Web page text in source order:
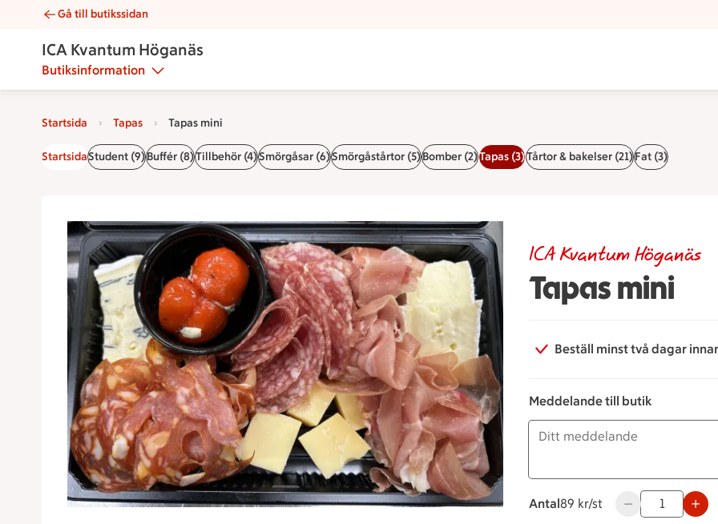
Tapas mini | Catering ICA Kvantum Höganäs
Gå till butikssidan
ICA Kvantum Höganäs
Butiksinformation
Startsida Tapas Tapas mini
StartsidaStudent (9)Buffér (8)Tillbehör (4)Smörgåsar (6)Smörgåstårtor (5)Bomber (2)Tapas (3)Tårtor & bakelser (21)Fat (3)
Tapas mini
ICA Kvantum Höganäs
Beställ minst två dagar
Meddelande till butik
Antal
89 kronor styck
89 kr/st Använd